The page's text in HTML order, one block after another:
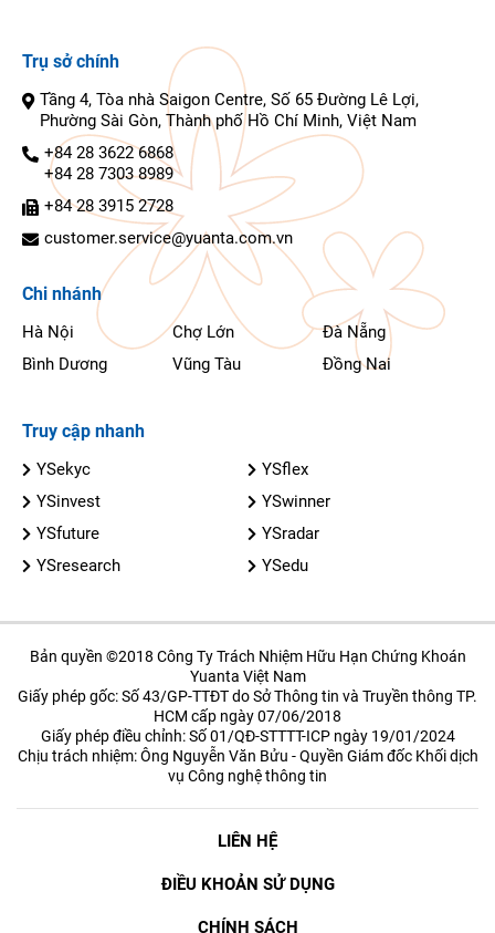
Trụ sở chính
Tầng 4, Tòa nhà Saigon Centre, Số 65 Đường Lê Lợi,
Phường Sài Gòn, Thành phố Hồ Chí Minh, Việt Nam
+84 28 3622 6868
+84 28 7303 8989
+84 28 3915 2728
customer.service@yuanta.com.vn
Chi nhánh
Hà Nội Chợ Lớn
Đà Nẵng
Bình Dương
Vũng Tàu Đồng Nai
Truy cập nhanh
YSekyc
YSflex
YSinvest
YSwinner
YSfuture
YSradar
YSresearch
YSedu
Bản quyền ©2018 Công Ty Trách Nhiệm Hữu Hạn Chứng Khoán
Yuanta Việt Nam
Giấy phép gốc: Số 43/GP-TTĐT do Sở Thông tin và Truyền thông TP.
HCM cấp ngày 07/06/2018
Giấy phép điều chỉnh: Số 01/QĐ-STTTT-ICP ngày 19/01/2024
Chịu trách nhiệm: Ông Nguyễn Văn Bửu - Quyền Giám đốc Khối dịch
vụ Công nghệ thông tin
LIÊN HỆ
ĐIỀU KHOẢN SỬ DỤNG
CHÍNH SÁCH